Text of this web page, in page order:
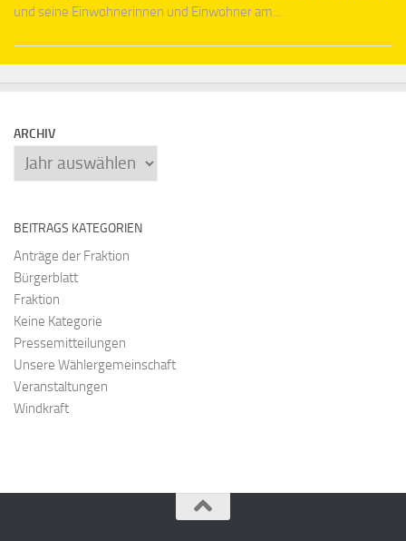
und seine Einwohnerinnen und Einwohner am...
ARCHIV
Archiv
BEITRAGS KATEGORIEN
Anträge der Fraktion
Bürgerblatt
Fraktion
Keine Kategorie
Pressemitteilungen
Unsere Wählergemeinschaft
Veranstaltungen
Windkraft